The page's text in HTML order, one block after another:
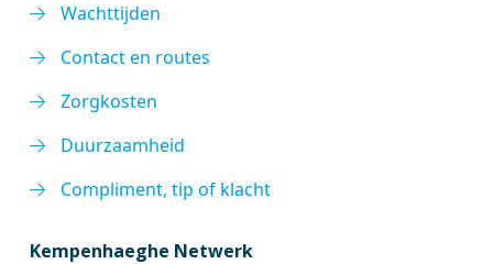
Wachttijden
Contact en routes
Zorgkosten
Duurzaamheid
Compliment, tip of klacht
Kempenhaeghe Netwerk